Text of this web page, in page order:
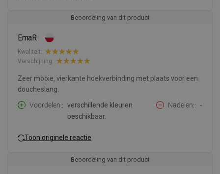
Beoordeling van dit product
EmaR
Kwaliteit:
Verschijning:
Zeer mooie, vierkante hoekverbinding met plaats voor een
doucheslang.
Voordelen:
verschillende kleuren
beschikbaar.
Nadelen: -
Toon originele reactie
Beoordeling van dit product